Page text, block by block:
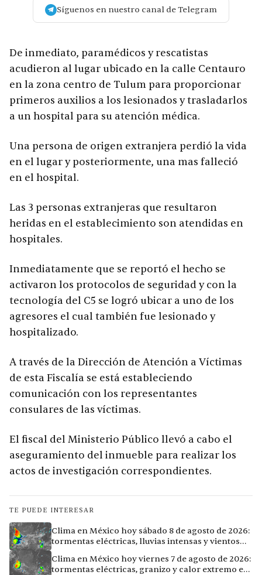
Síguenos en nuestro canal de Telegram
De inmediato, paramédicos y rescatistas
acudieron al lugar ubicado en la calle Centauro
en la zona centro de Tulum para proporcionar
primeros auxilios a los lesionados y trasladarlos
a un hospital para su atención médica.
Una persona de origen extranjera perdió la vida
en el lugar y posteriormente, una mas falleció
en el hospital.
Las 3 personas extranjeras que resultaron
heridas en el establecimiento son atendidas en
hospitales.
Inmediatamente que se reportó el hecho se
activaron los protocolos de seguridad y con la
tecnología del C5 se logró ubicar a uno de los
agresores el cual también fue lesionado y
hospitalizado.
A través de la Dirección de Atención a Víctimas
de esta Fiscalía se está estableciendo
comunicación con los representantes
consulares de las víctimas.
El fiscal del Ministerio Público llevó a cabo el
aseguramiento del inmueble para realizar los
actos de investigación correspondientes.
TE PUEDE INTERESAR
Clima en México hoy sábado 8 de agosto de 2026:
tormentas eléctricas, lluvias intensas y vientos
Clima en México hoy viernes 7 de agosto de 2026:
tormentas eléctricas, granizo y calor extremo en